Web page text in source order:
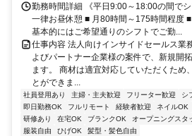
勤務時間詳細 《平日9:00～18:00の間で
一律お昼休憩 ■ 月80時間～175時間程度
基本的にはご希望通りのシフトでご勤...
仕事内容 法人向けインサイドセールス業
よびパートナー企業様の案件で、新規開
ます。 商材は適宜対応していただくため
とができま...
社員登用あり 主婦・主夫歓迎 フリーター歓迎 シ
即日勤務OK
フルリモート 経験者歓迎 ネイルOK
研修あり
在宅OK ブランクOK オープニングスタ
服装自由
ひげOK 髪型・髪色自由